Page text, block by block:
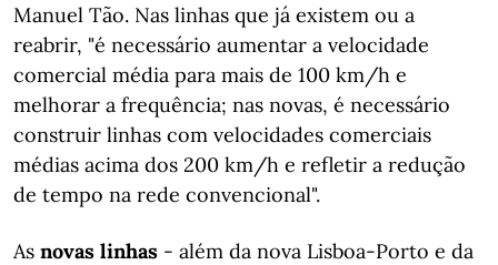
Manuel Tão. Nas linhas que já existem ou a
reabrir, "é necessário aumentar a velocidade
comercial média para mais de 100 km/h e
melhorar a frequência; nas novas, é necessário
construir linhas com velocidades comerciais
médias acima dos 200 km/h e refletir a redução
de tempo na rede convencional".
As novas linhas - além da nova Lisboa-Porto e da